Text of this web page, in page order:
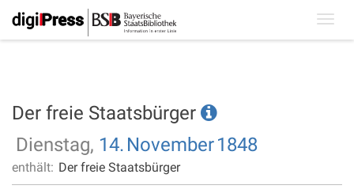
Der freie Staatsbürger
Dienstag, 14. November1848
enthält: Der freie Staatsbürger